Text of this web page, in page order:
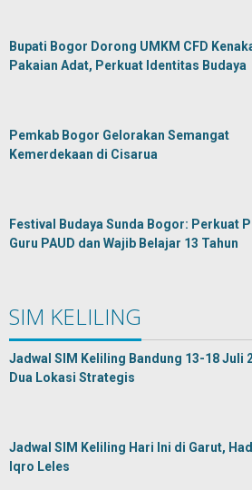
Bupati Bogor Dorong UMKM CFD
Pakaian Adat, Perkuat Identitas Budaya
Pemkab Bogor Gelorakan Semangat
Kemerdekaan di Cisarua
Festival Budaya Sunda Bogor: Perkuat
Guru PAUD dan Wajib Belajar 13 Tahun
SIM KELILING
Jadwal SIM Keliling Bandung 13-18 Juli
Dua Lokasi Strategis
Jadwal SIM Keliling Hari Ini di Garut,
Iqro Leles